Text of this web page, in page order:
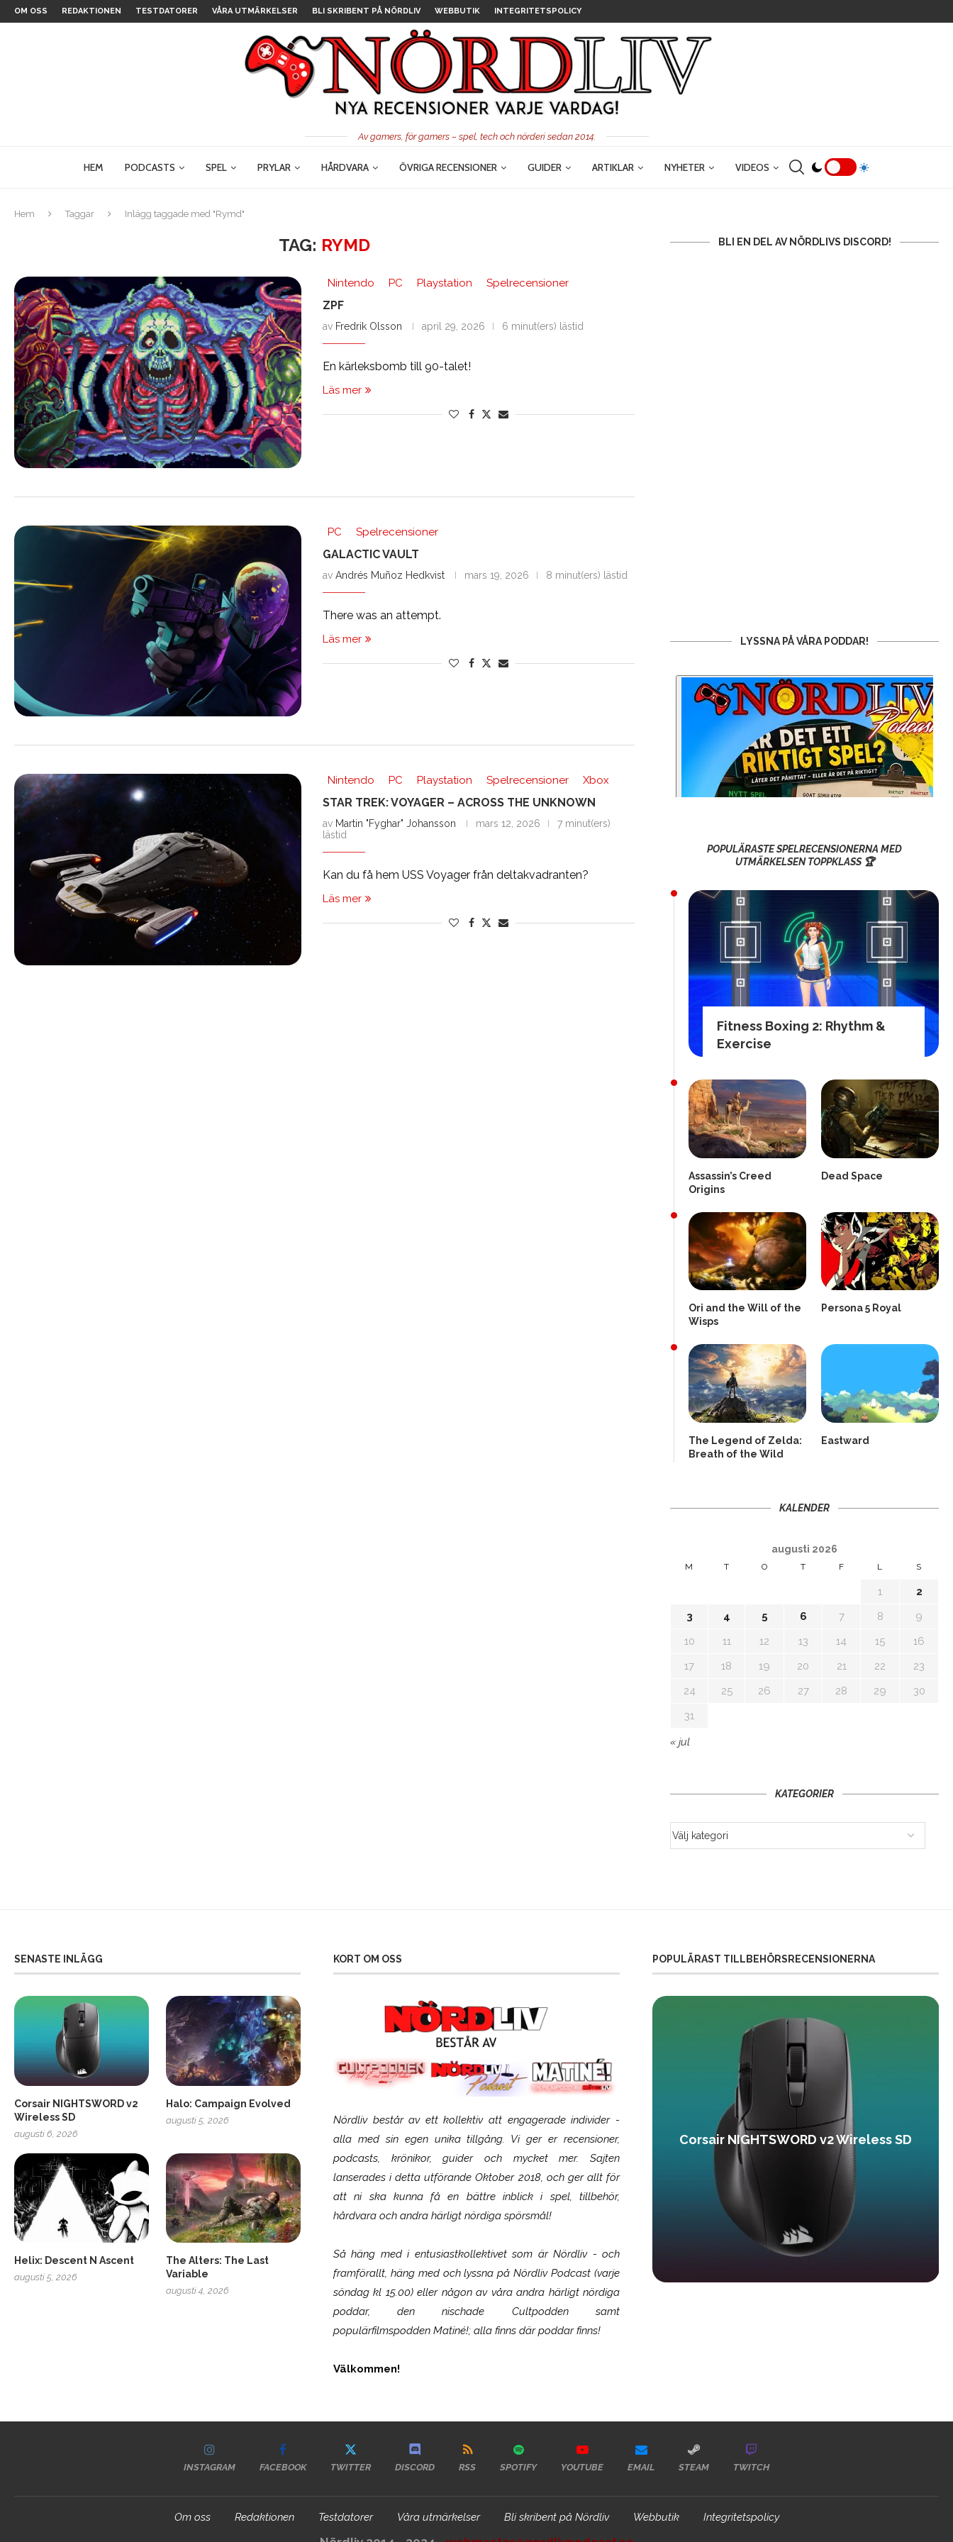
OM OSS REDAKTIONEN TESTDATORER VÅRA UTMÄRKELSER BLI SKRIBENT PÅ NÖRDLIV WEBBUTIK INTEGRITETSPOLICY
Av gamers, för gamers – spel, tech och nörderi sedan 2014.
HEM PODCASTS SPEL PRYLAR HÅRDVARA ÖVRIGA RECENSIONER GUIDER ARTIKLAR NYHETER VIDEOS
Hem Taggar Inlägg taggade med "Rymd"
TAG: RYMD
Nintendo PC Playstation Spelrecensioner
ZPF
av Fredrik Olsson april 29, 2026 6 minut(ers) lästid
En kärleksbomb till 90-talet!
Läs mer
PC Spelrecensioner
GALACTIC VAULT
av Andrés Muñoz Hedkvist mars 19, 2026 8 minut(ers) lästid
There was an attempt.
Läs mer
Nintendo PC Playstation Spelrecensioner Xbox
STAR TREK: VOYAGER – ACROSS THE UNKNOWN
av Martin "Fyghar" Johansson mars 12, 2026
7 minut(ers)
lästid
Kan du få hem USS Voyager från deltakvadranten?
Läs mer
BLI EN DEL AV NÖRDLIVS DISCORD!
LYSSNA PÅ VÅRA PODDAR!
POPULÄRASTE SPELRECENSIONERNA MED
UTMÄRKELSEN TOPPKLASS 🏆
Fitness Boxing 2: Rhythm &
Exercise
Assassin’s Creed
Origins
Dead Space
Ori and the Will of the
Wisps
Persona 5 Royal
The Legend of Zelda:
Breath of the Wild
Eastward
KALENDER
augusti 2026
M T O T F L S
1
2
3
4 5 6 7 8
9
10
11 12 13 14 15
16
17
18 19 20 21 22
23
24
25 26 27 28 29
30
31
« jul
KATEGORIER
SENASTE INLÄGG
Corsair NIGHTSWORD v2
Wireless SD
augusti 6, 2026
Halo: Campaign Evolved
augusti 5, 2026
Helix: Descent N Ascent
augusti 5, 2026
The Alters: The Last
Variable
augusti 4, 2026
KORT OM OSS
Nördliv består av ett kollektiv att engagerade individer -
alla med sin egen unika tillgång. Vi ger er recensioner,
podcasts, krönikor, guider och mycket mer. Sajten
lanserades i detta utförande Oktober 2018, och ger allt för
att ni ska kunna få en bättre inblick i spel, tillbehör,
hårdvara och andra härligt nördiga spörsmål!
Så häng med i entusiastkollektivet som ärNördliv- och
framförallt, häng med och lyssna på Nördliv Podcast (varje
söndag kl 15.00) eller någon av våra andra härligt nördiga
poddar, den nischade Cultpodden samt
populärfilmspodden Matiné!; alla finns där poddar finns!
Välkommen!
POPULÄRAST TILLBEHÖRSRECENSIONERNA
SCUF Gaming Omega Corsair NIGHTSWORD v2 Wireless SD
INSTAGRAM FACEBOOK TWITTER DISCORD RSS SPOTIFY YOUTUBE EMAIL STEAM TWITCH
Om oss Redaktionen Testdatorer Våra utmärkelser Bli skribent på Nördliv Webbutik Integritetspolicy